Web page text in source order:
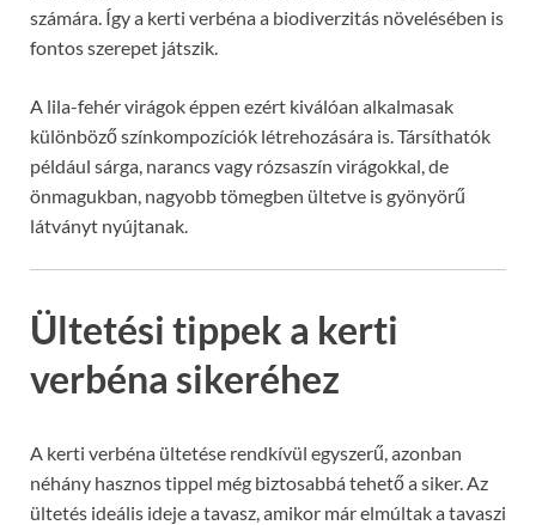
számára. Így a kerti verbéna a biodiverzitás növelésében is
fontos szerepet játszik.
A lila-fehér virágok éppen ezért kiválóan alkalmasak
különböző színkompozíciók létrehozására is. Társíthatók
például sárga, narancs vagy rózsaszín virágokkal, de
önmagukban, nagyobb tömegben ültetve is gyönyörű
látványt nyújtanak.
Ültetési tippek a kerti
verbéna sikeréhez
A kerti verbéna ültetése rendkívül egyszerű, azonban
néhány hasznos tippel még biztosabbá tehető a siker. Az
ültetés ideális ideje a tavasz, amikor már elmúltak a tavaszi